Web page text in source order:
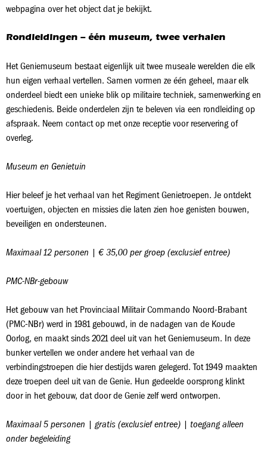
webpagina over het object dat je bekijkt.
Rondleidingen – één museum, twee verhalen
Het Geniemuseum bestaat eigenlijk uit twee museale werelden die elk
hun eigen verhaal vertellen. Samen vormen ze één geheel, maar elk
onderdeel biedt een unieke blik op militaire techniek, samenwerking en
geschiedenis. Beide onderdelen zijn te beleven via een rondleiding op
afspraak. Neem contact op met onze receptie voor reservering of
overleg.
Museum en Genietuin
Hier beleef je het verhaal van het Regiment Genietroepen. Je ontdekt
voertuigen, objecten en missies die laten zien hoe genisten bouwen,
beveiligen en ondersteunen.
Maximaal 12 personen | € 35,00 per groep (exclusief entree)
PMC-NBr-gebouw
Het gebouw van het Provinciaal Militair Commando Noord-Brabant
(PMC-NBr) werd in 1981 gebouwd, in de nadagen van de Koude
Oorlog, en maakt sinds 2021 deel uit van het Geniemuseum. In deze
bunker vertellen we onder andere het verhaal van de
verbindingstroepen die hier destijds waren gelegerd. Tot 1949 maakten
deze troepen deel uit van de Genie. Hun gedeelde oorsprong klinkt
door in het gebouw, dat door de Genie zelf werd ontworpen.
Maximaal 5 personen | gratis (exclusief entree) | toegang alleen
onder begeleiding